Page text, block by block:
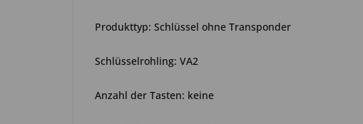
Produkttyp: Schlüssel ohne Transponder
Schlüsselrohling: VA2
Anzahl der Tasten: keine